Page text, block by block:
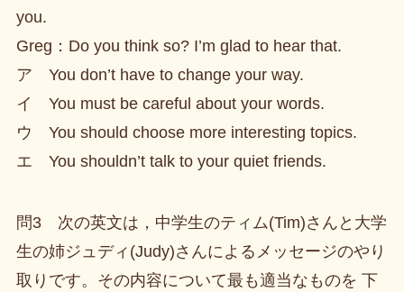
you.
Greg：Do you think so? I’m glad to hear that.
ア You don’t have to change your way.
イ You must be careful about your words.
ウ You should choose more interesting topics.
エ You shouldn’t talk to your quiet friends.
問3 次の英文は，中学生のティム(Tim)さんと大学
生の姉ジュディ(Judy)さんによるメッセージのやり
取りです。その内容について最も適当なものを 下